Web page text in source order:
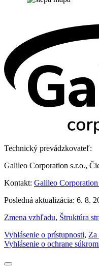
Technický prevádzkovateľ:
Galileo Corporation s.r.o.,
Kontakt: Galileo Corporation
Posledná aktualizácia: 6. 8.
Zmena vzhľadu, Štruktúra
Vyhlásenie o prístupnosti, Za
Vyhlásenie o ochrane